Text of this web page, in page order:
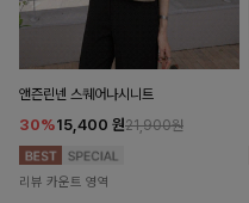
앤즌린넨 스퀘어나시니트
30%15,400 원21,900원
리뷰 카운트 영역